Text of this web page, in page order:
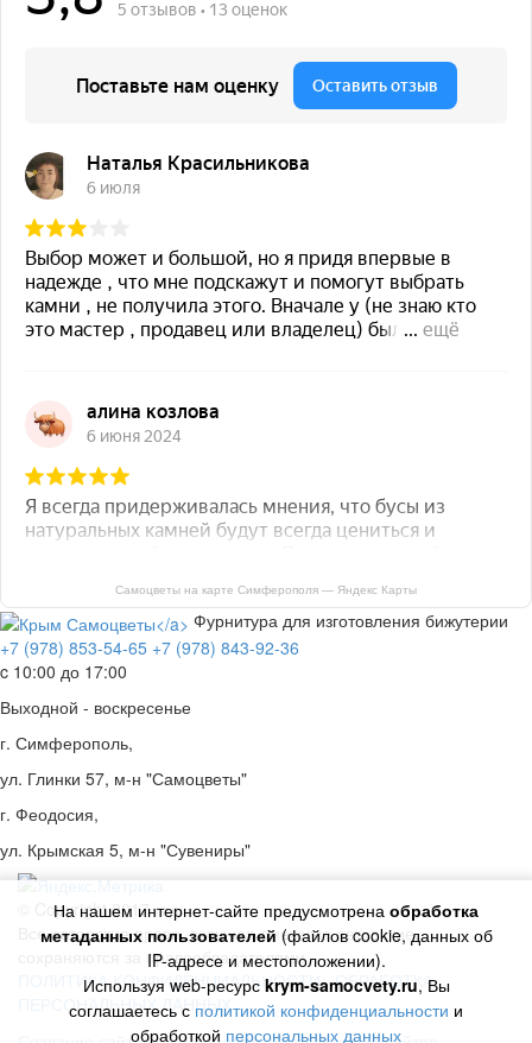
На нашем интернет-сайте предусмотрена обработка
метаданных пользователей (файлов cookie, данных об
IP-адресе и местоположении).
Используя web-ресурс krym-samocvety.ru, Вы
соглашаетесь с политикой конфиденциальности и
обработкой персональных данных
Самоцветы на карте Симферополя — Яндекс Карты
Фурнитура для изготовления бижутерии
+7 (978) 853-54-65 +7 (978) 843-92-36
c 10:00 до 17:00
Выходной - воскресенье
г. Симферополь,
ул. Глинки 57, м-н "Самоцветы"
г. Феодосия,
ул. Крымская 5, м-н "Сувениры"
© Copyright 2017 год.
Все авторские права, включая смежные авторские,
сохраняются за правообладателями
ПОЛИТИКА КОНФИДЕНЦИАЛЬНОСТИ ОБРАБОТКА
ПЕРСОНАЛЬНЫХ ДАННЫХ